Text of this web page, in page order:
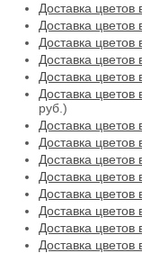
Доставка цветов
Доставка цветов
Доставка цветов
Доставка цветов
Доставка цветов
Доставка
руб.)
Доставка цветов
Доставка
Доставка
Доставка цветов
Доставка цветов
Доставка
Доставка
Доставка цветов